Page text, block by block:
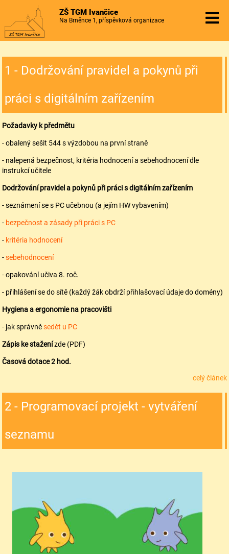
ZŠ TGM Ivančice
Na Brněnce 1, příspěvková organizace
1 - Dodržování pravidel a pokynů při
práci s digitálním zařízením
Požadavky k předmětu
- obalený sešit 544 s výzdobou na první straně
- nalepená bezpečnost, kritéria hodnocení a sebehodnocení dle
instrukcí učitele
Dodržování pravidel a pokynů při práci s digitálním zařízením
- seznámení se s PC učebnou (a jejím HW vybavením)
- bezpečnost a zásady při práci s PC
- kritéria hodnocení
-sebehodnocení
- opakování učiva 8. roč.
- přihlášení se do sítě (každý žák obdrží přihlašovací údaje do domény)
Hygiena a ergonomie na pracovišti
- jak správněsedět u PC
Zápis kestaženízde (PDF)
Časová dotace2 hod.
celý článek
2 - Programovací projekt - vytváření
seznamu